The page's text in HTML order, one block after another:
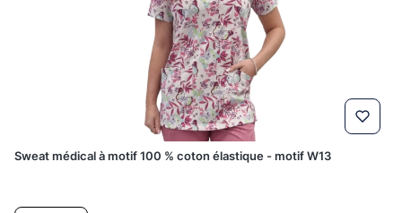
Sweat médical à motif 100 % coton élastique - motif W13